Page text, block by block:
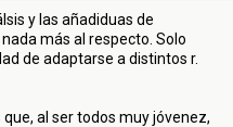
y las añadiduas de
más al respecto. Solo
de adaptarse a distintos r.
al ser todos muy jóvenez,